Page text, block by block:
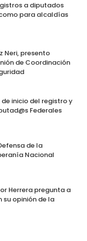
a diputados
para alcaldías
Neri, presento
de Coordinación
inicio del registro y
Federales
de la
Nacional
Herrera pregunta a
su opinión de la